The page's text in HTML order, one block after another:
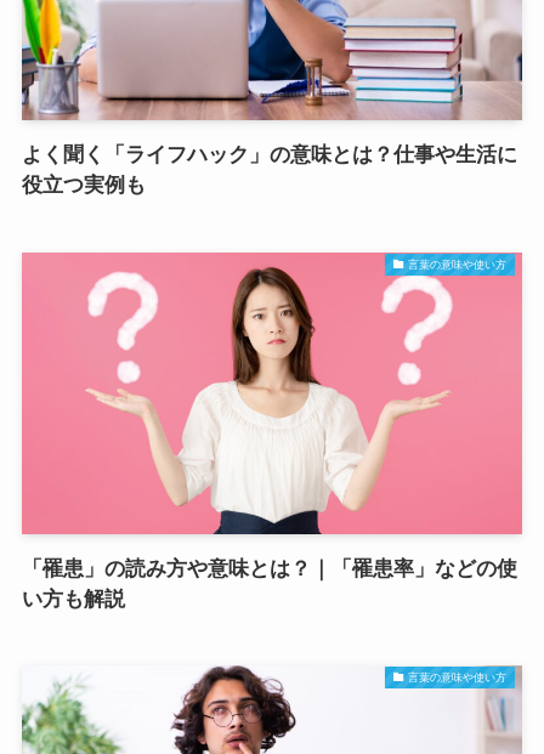
よく聞く「ライフハック」の意味とは？仕事や生活に
役立つ実例も
言葉の意味や使い方
「罹患」の読み方や意味とは？｜「罹患率」などの使
い方も解説
言葉の意味や使い方